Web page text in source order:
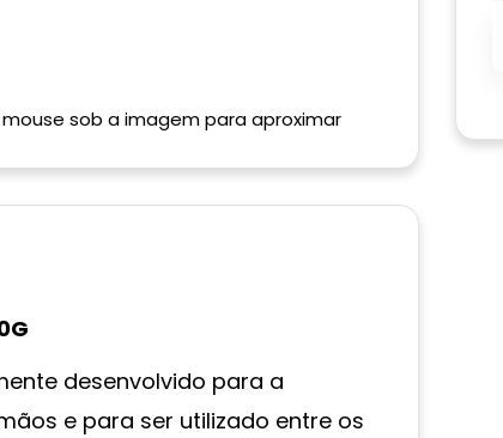
mouse sob a imagem para aproximar
desenvolvido para a
e para ser utilizado entre os